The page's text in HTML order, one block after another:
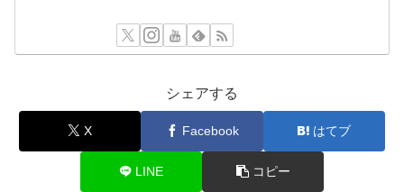
シェアする
X Facebook はてブ
LINE コピー